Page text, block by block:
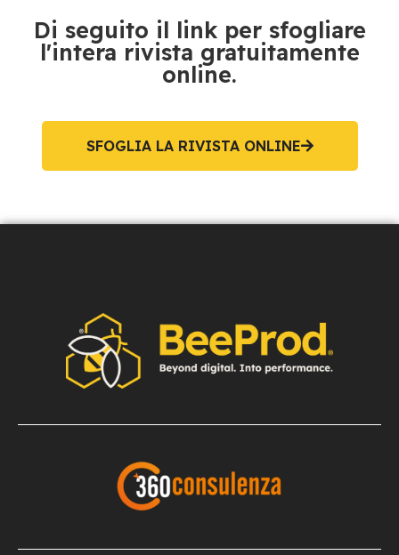
Di seguito il link per sfogliare
l'intera rivista gratuitamente
online.
SFOGLIA LA RIVISTA ONLINE